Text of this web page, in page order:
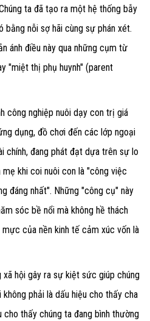
ta đã tạo ra một hệ thống bẫy
bằng nỗi sợ hãi cùng sự phán xét.
ánh điều này qua những cụm từ
"miệt thị phụ huynh" (parent
công nghiệp nuôi dạy con trị giá
dụng, đồ chơi đến các lớp ngoại
chính, đang phát đạt dựa trên sự lo
khi coi nuôi con là "công việc
đáng nhất". Những "công cụ" này
sóc bề nổi mà không hề thách
của nền kinh tế cảm xúc vốn là
hội gây ra sự kiệt sức giúp chúng
phải là dấu hiệu cho thấy cha
thấy chúng ta đang bình thường